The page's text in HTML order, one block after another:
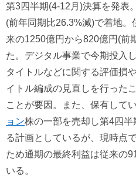
第3四半期(4-12月)決算を発表
(前年同期比26.3%減)で着地
来の1250億円から820億円(前
た。デジタル事業で今期投入
タイトルなどに関する評価損
イトル編成の見直しを行った
ことが要因。また、保有して
ョン株の一部を売却し第4四
る計画としているが、現時点
ため通期の最終利益は従来の
いる。